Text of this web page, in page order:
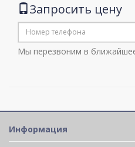
Запросить цену
Мы перезвоним в
Информация